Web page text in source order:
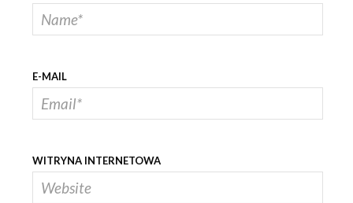
E-MAIL
WITRYNA INTERNETOWA